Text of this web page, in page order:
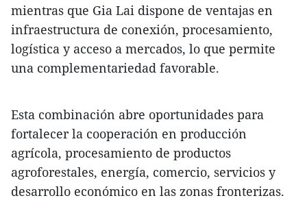
mientras que Gia Lai dispone de ventajas en
infraestructura de conexión, procesamiento,
logística y acceso a mercados, lo que permite
una complementariedad favorable.
Esta combinación abre oportunidades para
fortalecer la cooperación en producción
agrícola, procesamiento de productos
agroforestales, energía, comercio, servicios y
desarrollo económico en las zonas fronterizas.